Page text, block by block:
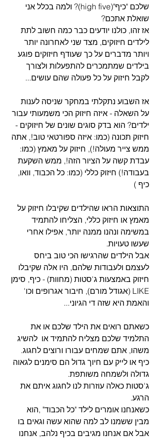
שלכם "כיף"(high five)? ולמה בכלל אני
שואלת אתכם?
אז זהו, כולנו יודעים כבר כמה חשוב לתת
לילדים חיזוקים, מצד שני לאחרונה יותר
ויותר מדברים על כך שעודף חיזוקים פוגע
בילדים שמתמכרים להתפעלות ולצורך
לקבל חיזוק על כל פעולה שהם עושים...
אז השבוע נתקלתי במחקר שניסה לענות
על השאלה - איזה חיזוק הכי משמעותי עבור
ילדים? הוא בדק סוגים שונים של חיזוקים -
חיזוק תכונה (כמו: איזה ספורטאי טוב!, אתה
ממש צייר מעולה!), חיזוק על מאמץ (כמו:
עבדת קשה על הציור הזה!, ממש השקעת
בעבודה!) חיזוק כללי (כמו: כל הכבוד, וואו,
כיף )
התוצאות הראו שהילדים שקיבלו חיזוק על
מאמץ או חיזוק כללי, הצליחו להתמיד
במשימה ונהנו ממנה יותר, אפילו אחרי
שעשו טעויות.
אבל הילדים שהרגישו הכי טוב ביחס
לעצמם ולעבודות שלהם, היו אלה שקיבלו
חיזוק באמצעות ג'סטות (מחוות) - כיף, סימן
LIKE (אגודל מורם), חיבור אגרופים וכו'
והאמת היא שזה די הגיוני...
כשאתם רואים את הילד שלכם או את
התלמיד שלכם מצליח להתמיד או  להשיג
משהו, אתם שמחים עבורו ורוצים לחגוג.
כיף או לייק עם חיוך גדול הם סימנים לגאוה
גדולה ולשמחה משותפת.
ג'סטות כאלה עוזרות לנו לחגוג איתם את
הרגע.
כשאנחנו אומרים לילד "כל הכבוד" ,הוא
מבין ששמנו לב למה שהוא עשה וגאים בו
אבל אם אנחנו מגיבים בכיף נלהב, אנחנו